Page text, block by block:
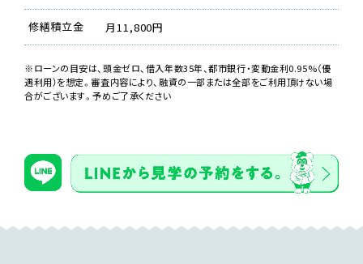
修繕積立金 月11,800円
※ローンの目安は、頭金ゼロ、借入年数35年、都市銀行・変動金利0.95%（優
遇利用）を想定。審査内容により、融資の一部または全部をご利用頂けない場
合がございます。予めご了承ください